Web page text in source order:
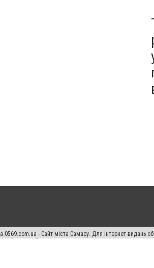
- Сайт міста Самару. Для інтернет-видань
Законом.